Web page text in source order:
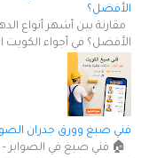
الأفضل؟
مقارنة بين أشهر أنواع
الأفضل؟ في أجواء الكويت
فني صبغ وورق جدران الصوابر/